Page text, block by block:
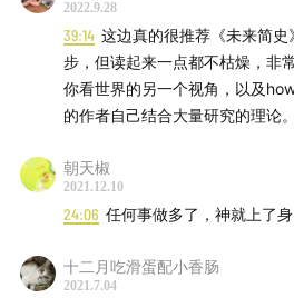
2022.9.28
39:14 这边真的很推荐《未来简
步，但读起来一点都不枯燥，非
你看世界的另一个视角，以及
的作者自己结合大量研究的理论
朝天椒
2021.12.10
24:06 任何事做多了，神就上了身
十二月吃滑蛋配小香肠
2021.7.04